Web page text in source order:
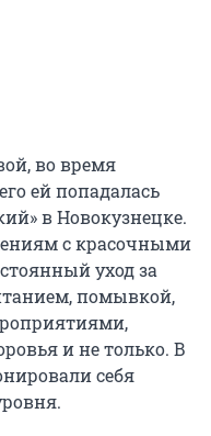
во время
ей попадалась
в Новокузнецке.
с красочными
уход за
помывкой,
и не только. В
себя